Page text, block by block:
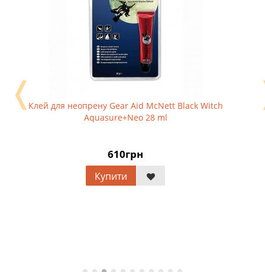
Клей для неопрену Gear Aid McNett Black Witch
Aquasure+Neo 28 ml
610грн
Купити
❬